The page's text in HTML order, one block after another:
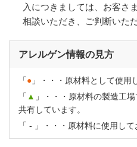
入につきましては、お客さ
相談いただき、ご判断いた
アレルゲン情報の見方
「● 」・・・原材料として使用
「 ▲ 」・・・原材料の製造工
共有しています。
「 - 」・・・原材料に使用して